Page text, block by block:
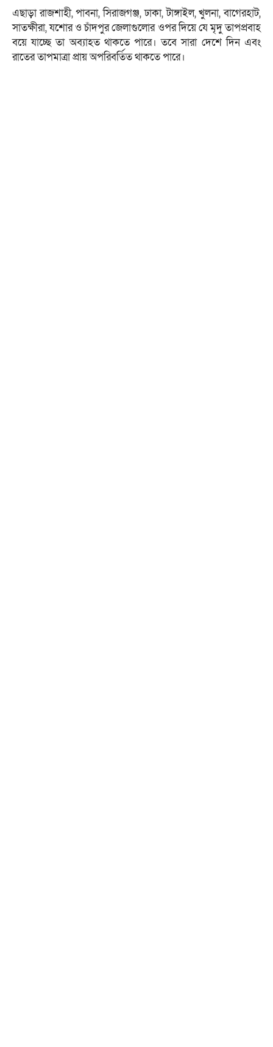
এছাড়া রাজশাহী, পাবনা, সিরাজগঞ্জ, ঢাকা, টাঙ্গাইল, খুলনা, বাগেরহাট,
সাতক্ষীরা, যশোর ও চাঁদপুর জেলাগুলোর ওপর দিয়ে যে মৃদু তাপপ্রবাহ
বয়ে যাচ্ছে তা অব্যাহত থাকতে পারে। তবে সারা দেশে দিন এবং
রাতের তাপমাত্রা প্রায় অপরিবর্তিত থাকতে পারে।